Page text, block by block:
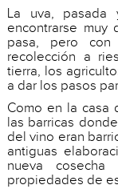
La uva, pasada
encontrarse
pasa, pero
recolección a
tierra, los
a dar los pasos
Como en la casa
las barricas
del vino eran
antiguas
nueva
propiedades de